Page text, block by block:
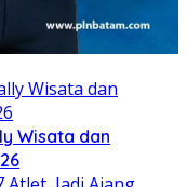
Wisata dan